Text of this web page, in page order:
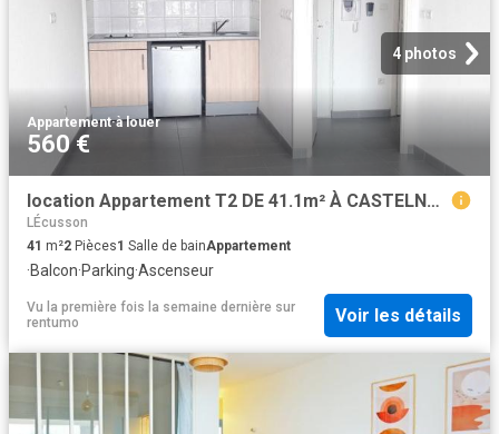
4 photos
Appartement·à louer
560 €
location Appartement T2 DE 41.1m² À CASTELNAU LE LEZ
LÉcusson
41 m²2 Pièces1 Salle de bainAppartement
·Balcon·Parking·Ascenseur
Vu la première fois la semaine dernière sur
rentumo
Voir les détails